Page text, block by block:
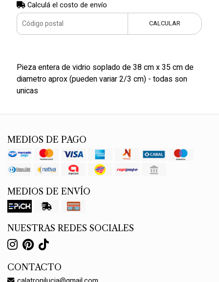
Calculá el costo de envío
CALCULAR
Pieza entera de vidrio soplado de 38 cm x 35 cm de
diametro aprox (pueden variar 2/3 cm) - todas son
unicas
MEDIOS DE PAGO
MEDIOS DE ENVÍO
NUESTRAS REDES SOCIALES
CONTACTO